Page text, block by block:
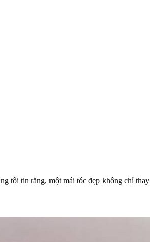
tôi tin rằng, một mái tóc đẹp không chỉ